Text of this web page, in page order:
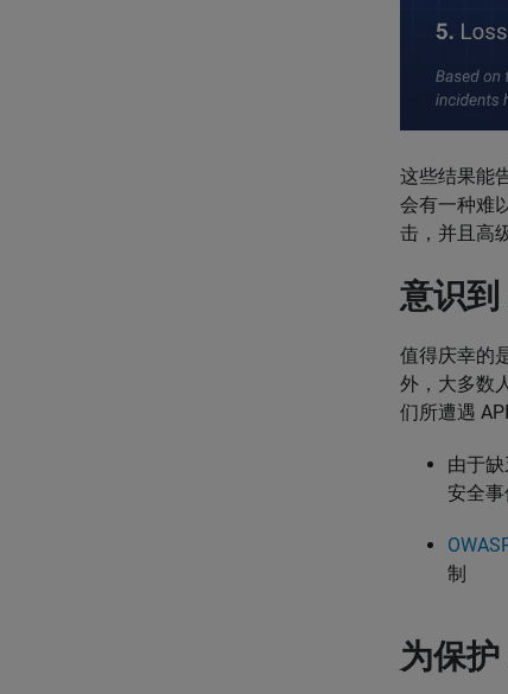
这些结果能
会有一种难
击，并且高
意识
值得庆幸的
外，大多数
们所遭遇
由于
安全事
制
为保